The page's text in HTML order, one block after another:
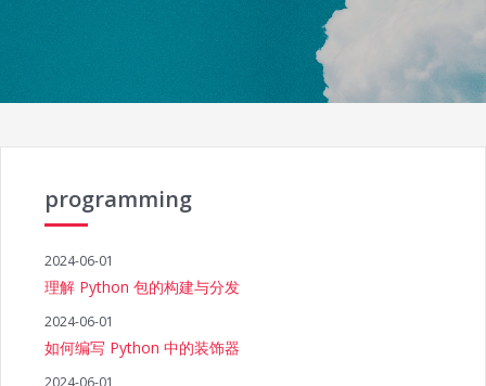
programming
2024-06-01
理解 Python 包的构建与分发
2024-06-01
如何编写 Python 中的装饰器
2024-06-01